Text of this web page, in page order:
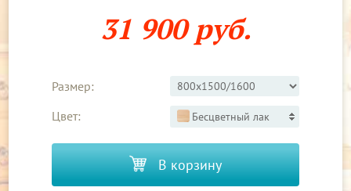
31 900 руб.
Размер:
Цвет:
Бесцветный лак
В корзину